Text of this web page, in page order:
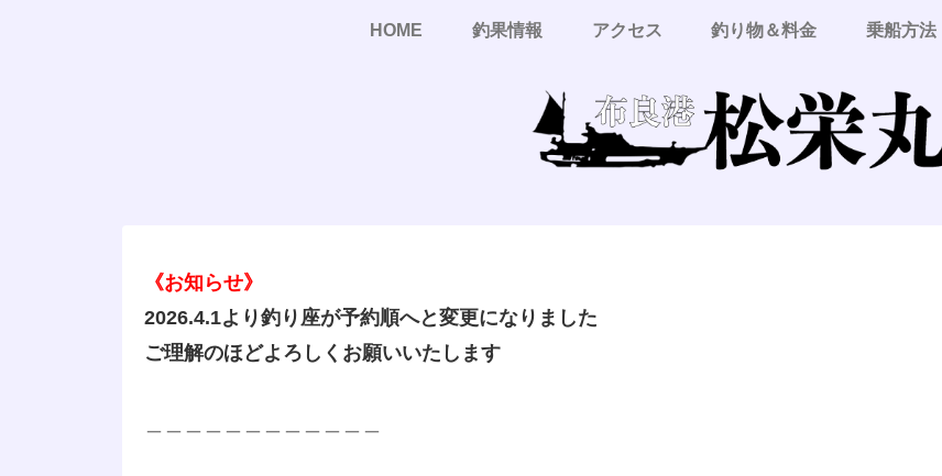
HOME 釣果情報 アクセス 釣り物＆料金 乗船方法
《お知らせ》
2026.4.1より釣り座が予約順へと変更になりました
ご理解のほどよろしくお願いいたします